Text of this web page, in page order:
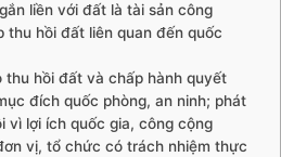
liền với đất là tài sản công
thu hồi đất liên quan đến quốc
thu hồi đất và chấp hành quyết
đích quốc phòng, an ninh; phát
vì lợi ích quốc gia, công cộng
vị, tổ chức có trách nhiệm thực